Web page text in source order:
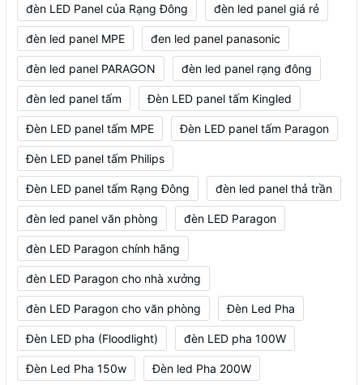
đèn LED Panel của Rạng Đông đèn led panel giá rẻ
đèn led panel MPE đen led panel panasonic
đèn led panel PARAGON đèn led panel rạng đông
đèn led panel tấm Đèn LED panel tấm Kingled
Đèn LED panel tấm MPE Đèn LED panel tấm Paragon
Đèn LED panel tấm Philips
Đèn LED panel tấm Rạng Đông đèn led panel thả trần
đèn led panel văn phòng đèn LED Paragon
đèn LED Paragon chính hãng
đèn LED Paragon cho nhà xưởng
đèn LED Paragon cho văn phòng Đèn Led Pha
Đèn LED pha (Floodlight) đèn LED pha 100W
Đèn Led Pha 150w Đèn led Pha 200W